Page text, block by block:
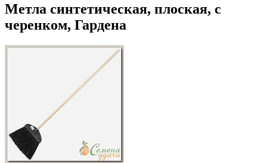
Метла синтетическая, плоская, с
черенком, Гардена